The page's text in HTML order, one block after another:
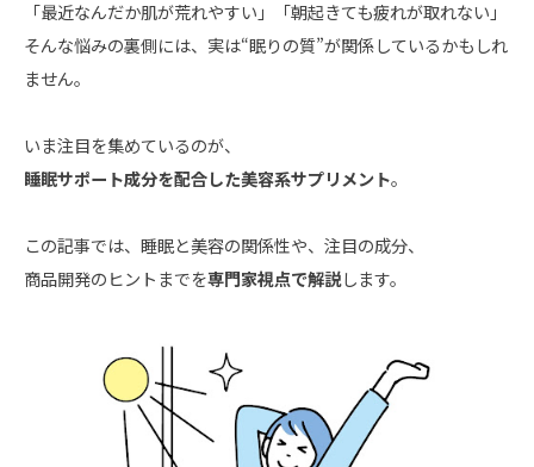
「最近なんだか肌が荒れやすい」「朝起きても疲れが取れない」
そんな悩みの裏側には、実は“眠りの質”が関係しているかもしれ
ません。
いま注目を集めているのが、
睡眠サポート成分を配合した美容系サプリメント。
この記事では、睡眠と美容の関係性や、注目の成分、
商品開発のヒントまでを専門家視点で解説します。